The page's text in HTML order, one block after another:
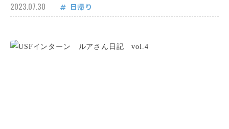
2023.07.30 日帰り